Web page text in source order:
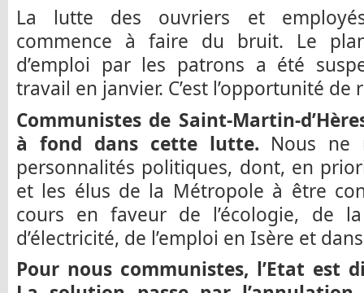
La lutte des ouvriers et employés
commence à faire du bruit. Le
d’emploi par les patrons a été
travail en janvier. C’est l’opportunité
Communistes de Saint-Martin-
à fond dans cette lutte. Nous ne
personnalités politiques, dont, en
et les élus de la Métropole à être
cours en faveur de l’écologie, de
d’électricité, de l’emploi en Isère et
Pour nous communistes, l’Etat est